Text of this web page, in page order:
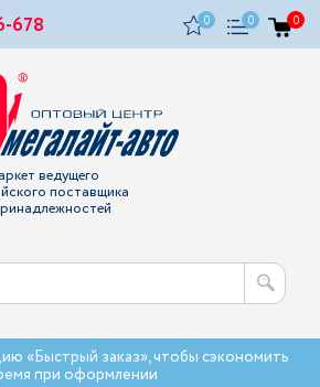
678 0 0 0
ведущего
поставщика
«Быстрый заказ», чтобы сэкономить
при оформлении